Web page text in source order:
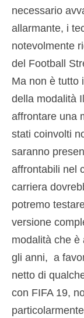
necessario
allarmante, i
notevolmente
del Football
Ma non è tutto
della modalità
affrontare una
stati coinvolti
saranno
affrontabili nel
carriera
potremo
versione
modalità che è
gli anni, a
netto di
con FIFA 19,